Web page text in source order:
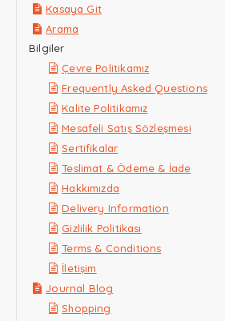
Kasaya Git
Arama
Bilgiler
Çevre Politikamız
Frequently Asked Questions
Kalite Politikamız
Mesafeli Satış Sözleşmesi
Sertifikalar
Teslimat & Ödeme & İade
Hakkımızda
Delivery Information
Gizlilik Politikası
Terms & Conditions
İletişim
Journal Blog
Shopping